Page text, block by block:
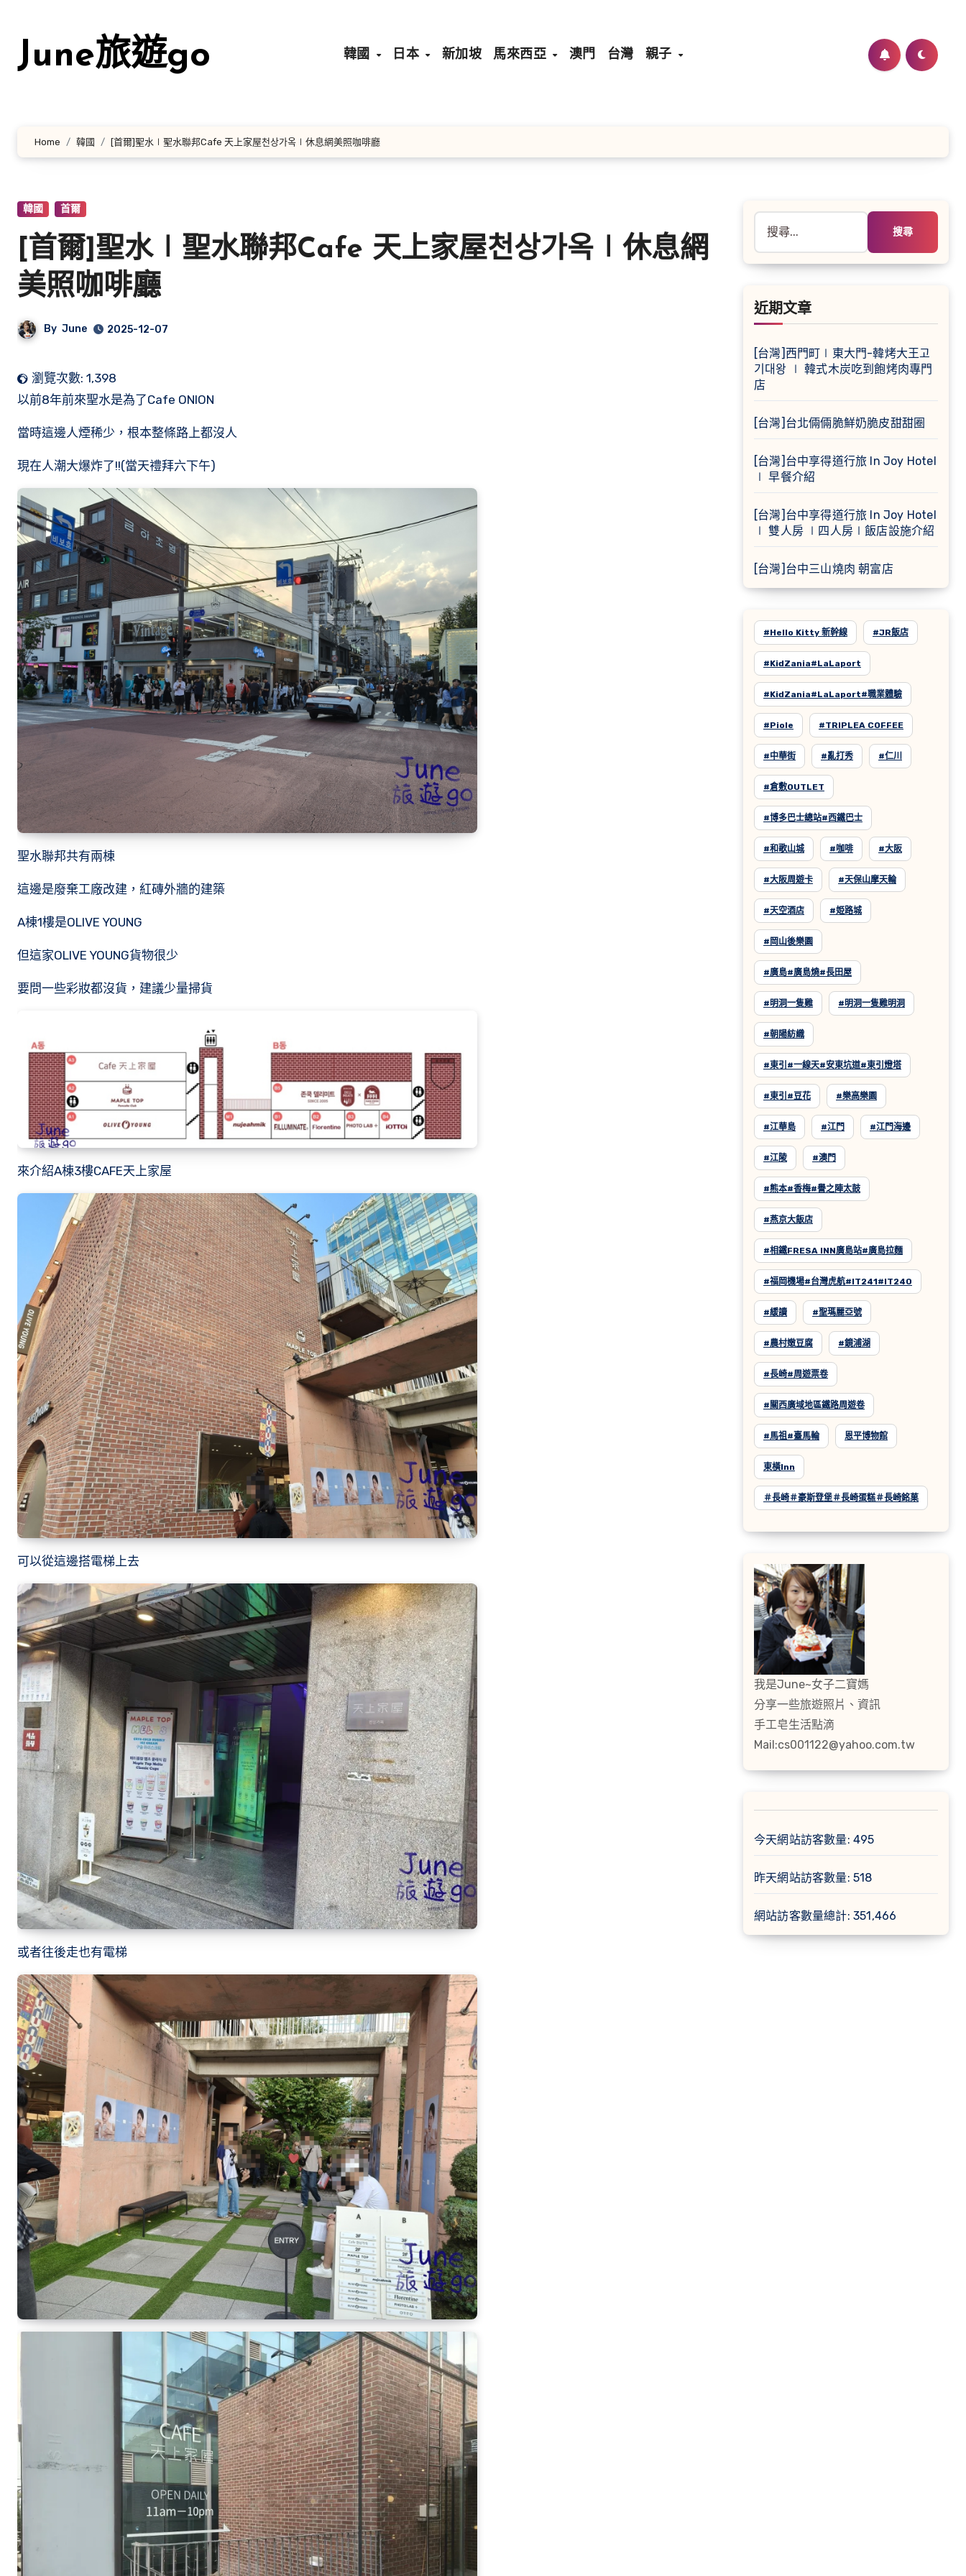
content
June旅遊go 韓國 日本 新加坡 馬來西亞 澳門 台灣 親子
Home 韓國 [首爾]聖水∣聖水聯邦Cafe 天上家屋천상가옥∣休息網美照咖啡廳
韓國 首爾
[首爾]聖水∣聖水聯邦Cafe 天上家屋천상가옥∣休息網
美照咖啡廳
By June 2025-12-07
瀏覽次數: 1,398
以前8年前來聖水是為了Cafe ONION
當時這邊人煙稀少，根本整條路上都沒人
現在人潮大爆炸了!!(當天禮拜六下午)
聖水聯邦共有兩棟
這邊是廢棄工廠改建，紅磚外牆的建築
A棟1樓是OLIVE YOUNG
但這家OLIVE YOUNG貨物很少
要問一些彩妝都沒貨，建議少量掃貨
來介紹A棟3樓CAFE天上家屋
可以從這邊搭電梯上去
或者往後走也有電梯
關
字:
近期文章
[台灣]西門町∣東大門-韓烤大王고
기대왕 ∣ 韓式木炭吃到飽烤肉專門
店
[台灣]台北倆倆脆鮮奶脆皮甜甜圈
[台灣]台中享得道行旅 In Joy Hotel
∣ 早餐介紹
[台灣]台中享得道行旅 In Joy Hotel
∣ 雙人房 ∣四人房∣飯店設施介紹
[台灣]台中三山燒肉 朝富店
#Hello Kitty 新幹線 #JR飯店
#KidZania#LaLaport
#KidZania#LaLaport#職業體驗
#Piole #TRIPLEA COFFEE
#中華街 #亂打秀 #仁川
#倉敷OUTLET
#博多巴士總站#西鐵巴士
#和歌山城 #咖啡 #大阪
#大阪周遊卡 #天保山摩天輪
#天空酒店 #姫路城
#岡山後樂園
#廣島#廣島燒#長田屋
#明洞一隻雞 #明洞一隻雞明洞
#朝陽紡織
#東引#一線天#安東坑道#東引燈塔
#東引#豆花 #樂高樂園
#江華島 #江門 #江門海邊
#江陵 #澳門
#熊本#香梅#譽之陣太鼓
#燕京大飯店
#相鐵FRESA INN廣島站#廣島拉麵
#福岡機場#台灣虎航#IT241#IT240
#緩讀 #聖瑪麗亞號
#農村嫩豆腐 #鏡浦湖
#長崎#周遊票卷
#關西廣域地區鐵路周遊卷
#馬祖#臺馬輪 恩平博物館
東橫inn
＃長崎＃豪斯登堡＃長崎蛋糕＃長崎銘菓
我是June~女子二寶媽
分享一些旅遊照片、資訊
手工皂生活點滴
Mail:cs001122@yahoo.com.tw
今天網站訪客數量: 495
昨天網站訪客數量: 518
網站訪客數量總計: 351,466